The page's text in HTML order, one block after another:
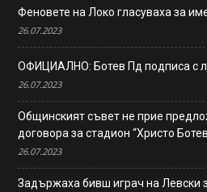
Феновете на Локо гласуваха за
26.07.2023
ОФИЦИАЛНО: Ботев Пд подписа с
26.07.2023
Общинският съвет не прие
договора за стадион “Христо
26.07.2023
Задържаха бивш играч на Левски